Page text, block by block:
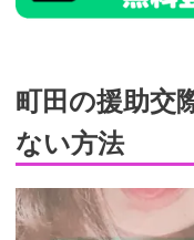
町田の援助交
ない方法